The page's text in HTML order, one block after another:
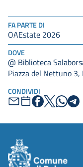
FA PARTE DI
OAEstate 2026
DOVE
@ Biblioteca
Piazza del Nettuno 3,
CONDIVIDI